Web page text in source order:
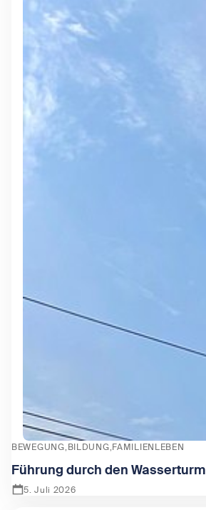
BEWEGUNG BILDUNG FAMILIENLEBEN
Führung durch den Wasserturm
5. Juli 2026